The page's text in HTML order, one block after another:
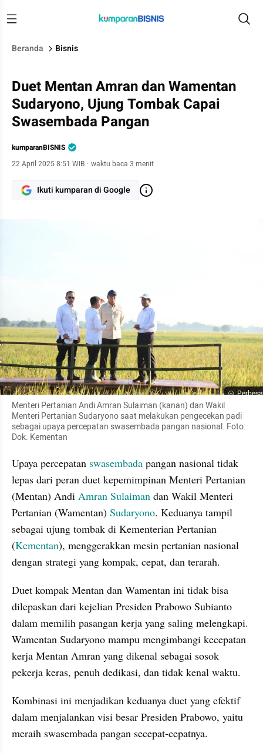
Beranda Bisnis
Duet Mentan Amran dan Wamentan
Sudaryono, Ujung Tombak Capai
Swasembada Pangan
kumparanBISNIS
22 April 2025 8:51 WIB · waktu baca 3 menit
Ikuti kumparan di Google
Menteri Pertanian Andi Amran Sulaiman (kanan) dan Wakil
Menteri Pertanian Sudaryono saat melakukan pengecekan padi
sebagai upaya percepatan swasembada pangan nasional. Foto:
Dok. Kementan
Upaya percepatan swasembada pangan nasional tidak
lepas dari peran duet kepemimpinan Menteri Pertanian
(Mentan) Andi Amran Sulaiman dan Wakil Menteri
Pertanian (Wamentan) Sudaryono. Keduanya tampil
sebagai ujung tombak di Kementerian Pertanian
(Kementan), menggerakkan mesin pertanian nasional
dengan strategi yang kompak, cepat, dan terarah.
Duet kompak Mentan dan Wamentan ini tidak bisa
dilepaskan dari kejelian Presiden Prabowo Subianto
dalam memilih pasangan kerja yang saling melengkapi.
Wamentan Sudaryono mampu mengimbangi kecepatan
kerja Mentan Amran yang dikenal sebagai sosok
pekerja keras, penuh dedikasi, dan tidak kenal waktu.
Kombinasi ini menjadikan keduanya duet yang efektif
dalam menjalankan visi besar Presiden Prabowo, yaitu
meraih swasembada pangan secepat-cepatnya.